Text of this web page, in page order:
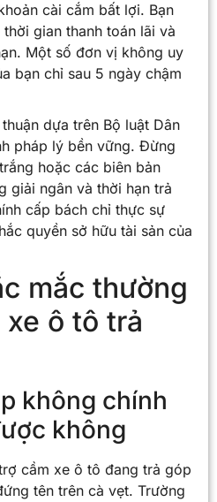
cài cắm bất lợi. Bạn
gian thanh toán lãi và
Một số đơn vị không uy
bạn chỉ sau 5 ngày chậm
dựa trên Bộ luật Dân
pháp lý bền vững. Đừng
hoặc các biên bản
giải ngân và thời hạn trả
cấp bách chỉ thực sự
quyền sở hữu tài sản của
mắc thường
ô tô trả
không chính
không
cầm xe ô tô đang trả góp
tên trên cà vẹt. Trường